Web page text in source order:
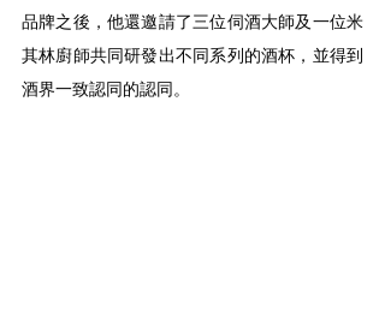
品牌之後，他還邀請了三位伺酒大師及一位米
其林廚師共同研發出不同系列的酒杯，並得到
酒界一致認同的認同。